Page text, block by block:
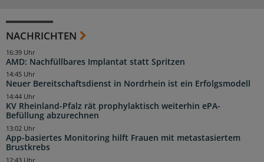
NACHRICHTEN
AMD: Nachfüllbares Implantat statt Spritzen
16:39 Uhr
Neuer Bereitschaftsdienst in Nordrhein ist ein Erfolgsmodell
14:45 Uhr
KV Rheinland-Pfalz rät prophylaktisch weiterhin ePA-
Befüllung abzurechnen
14:44 Uhr
App-basiertes Monitoring hilft Frauen mit metastasiertem
Brustkrebs
13:02 Uhr
12:43 Uhr